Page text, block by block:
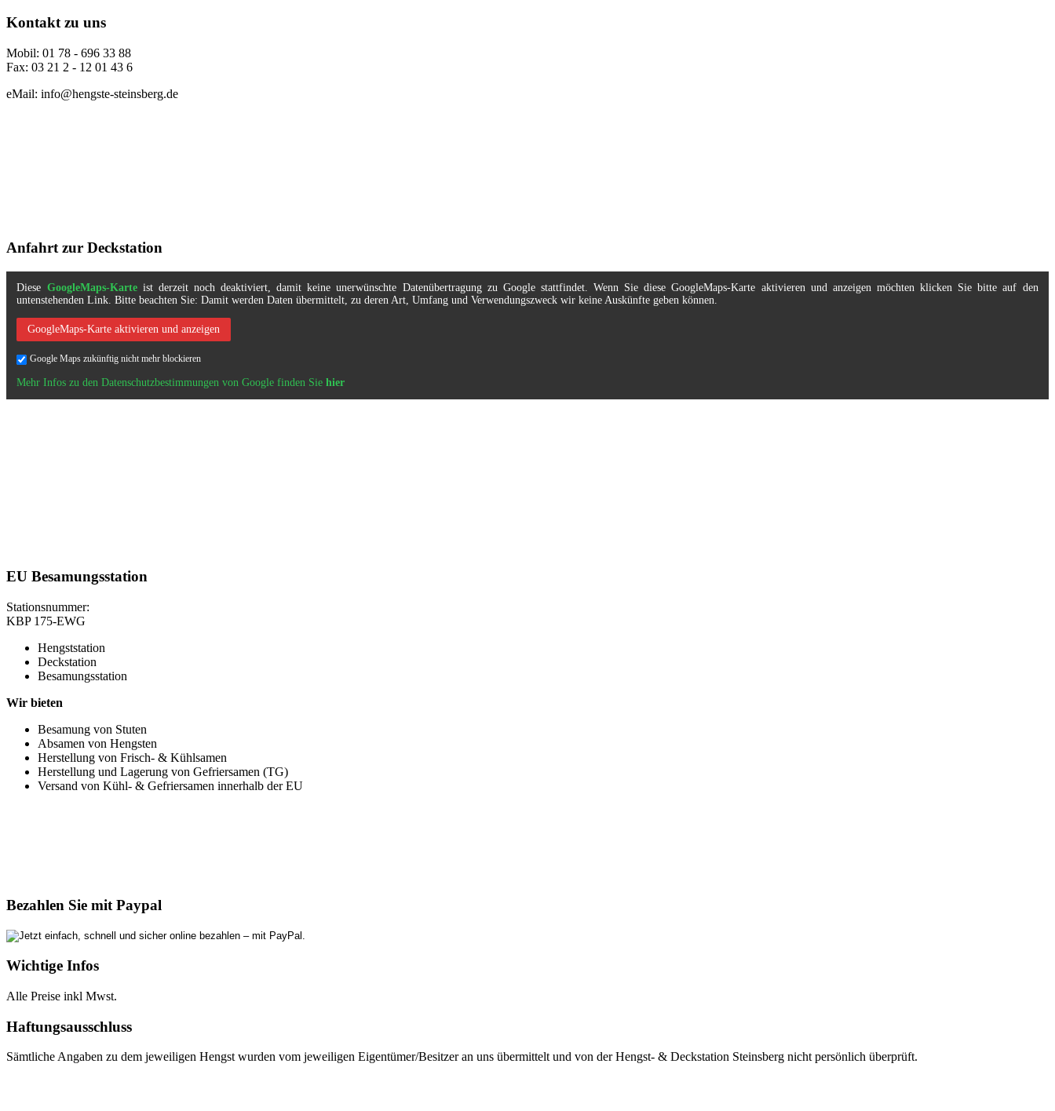
Kontakt zu uns
Mobil: 01 78 - 696 33 88
Fax: 03 21 2 - 12 01 43 6
eMail: info@hengste-steinsberg.de
Anfahrt zur Deckstation
Diese GoogleMaps-Karteist derzeit noch deaktiviert, damit keine unerwünschte Datenübertragung zu Google stattfindet. Wenn Sie diese GoogleMaps-Karte aktivieren und anzeigen möchten klicken Sie bitte auf den
untenstehenden Link. Bitte beachten Sie: Damit werden Daten übermittelt, zu deren Art, Umfang und Verwendungszweck wir keine Auskünfte geben können.
GoogleMaps-Karte aktivieren und anzeigen
Google Maps zukünftig nicht mehr blockieren
Mehr Infos zu den Datenschutzbestimmungen von Google finden Siehier
EU Besamungsstation
Stationsnummer:
KBP 175-EWG
Hengststation
Deckstation
Besamungsstation
Wir bieten
Besamung von Stuten
Absamen von Hengsten
Herstellung von Frisch- & Kühlsamen
Herstellung und Lagerung von Gefriersamen (TG)
Versand von Kühl- & Gefriersamen innerhalb der EU
Bezahlen Sie mit Paypal
Wichtige Infos
Alle Preise inkl Mwst.
Haftungsausschluss
Sämtliche Angaben zu dem jeweiligen Hengst wurden vom jeweiligen Eigentümer/Besitzer an uns übermittelt und von der Hengst- & Deckstation Steinsberg nicht persönlich überprüft.